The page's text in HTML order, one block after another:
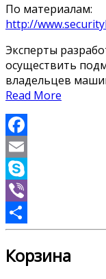
По материалам:
http://
Эксперты
осуществить
владельцев
Read More
Facebook
Email
Skype
Viber
Отправить
Корзина